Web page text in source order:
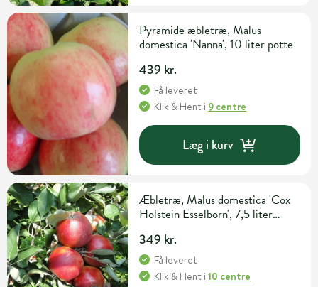
Pyramide æbletræ, Malus
domestica 'Nanna', 10 liter potte
439 kr.
Få leveret
Klik & Hent i 9 centre
Læg i kurv
Æbletræ, Malus domestica 'Cox
Holstein Esselborn', 7,5 liter
349 kr.
Få leveret
Klik & Hent i10 centre